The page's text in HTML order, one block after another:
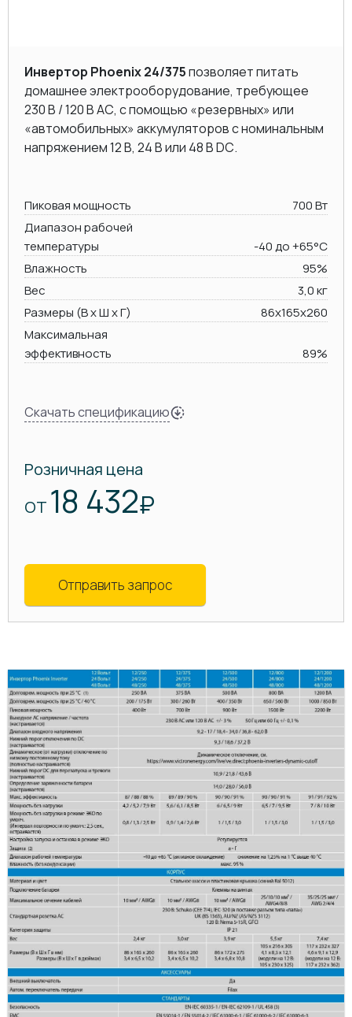
Инвертор Phoenix 24/375позволяет питать
домашнее электрооборудование, требующее
230 В / 120 В AC, с помощью «резервных» или
«автомобильных» аккумуляторов с номинальным
напряжением 12 В, 24 В или 48 В DC.
Пиковая мощность
700 Вт
Диапазон рабочей
температуры
-40 до +65°C
Влажность
95%
Вес
3,0 кг
Размеры (В х Ш х Г)
86x165x260
Максимальная
эффективность
89%
Скачать спецификацию
Розничная цена
ОТ 18 432₽
Отправить запрос